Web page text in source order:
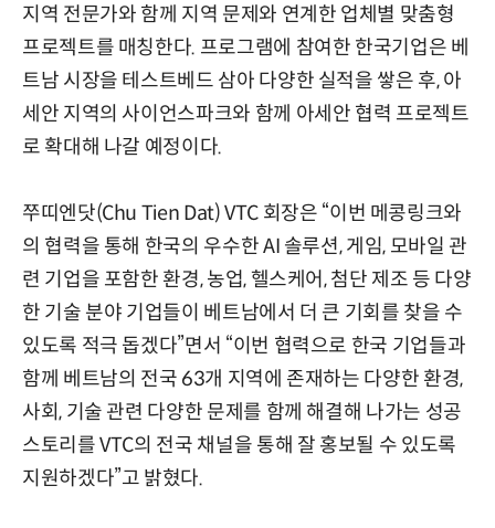
지역 전문가와 함께 지역 문제와 연계한 업체별 맞춤형
프로젝트를 매칭한다. 프로그램에 참여한 한국기업은 베
트남 시장을 테스트베드 삼아 다양한 실적을 쌓은 후, 아
세안 지역의 사이언스파크와 함께 아세안 협력 프로젝트
로 확대해 나갈 예정이다.
쭈띠엔닷(Chu Tien Dat) VTC 회장은 “이번 메콩링크와
의 협력을 통해 한국의 우수한 AI 솔루션, 게임, 모바일 관
련 기업을 포함한 환경, 농업, 헬스케어, 첨단 제조 등 다양
한 기술 분야 기업들이 베트남에서 더 큰 기회를 찾을 수
있도록 적극 돕겠다”면서 “이번 협력으로 한국 기업들과
함께 베트남의 전국 63개 지역에 존재하는 다양한 환경,
사회, 기술 관련 다양한 문제를 함께 해결해 나가는 성공
스토리를 VTC의 전국 채널을 통해 잘 홍보될 수 있도록
지원하겠다”고 밝혔다.